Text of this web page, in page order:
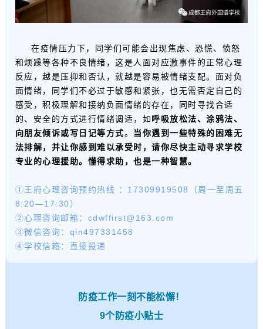
在疫情压力下，同学们可能会出现焦虑、恐慌、愤怒
和烦躁等各种不良情绪，这是人面对应激事件的正常心理
反应，越是压抑和否认，就越是容易被情绪支配。面对负
面情绪，同学们不必过于敏感和紧张，也无需否定自己的
感受，积极理解和接纳负面情绪的存在，同时寻找合适
的、安全的方式进行情绪调适，如呼吸放松法、涂鸦法、
向朋友倾诉或写日记等方式。 当你遇到一些特殊的困难无
法排解，并让你感到难以承受时，请你尽快主动寻求学校
专业的心理援助。懂得求助，也是一种智慧。
①王府心理咨询预约热线 ：17309919508（周一至周五
8:20—17:30）
②心理咨询邮箱：cdwffirst@163.com
③微信咨询：qin497331458
④学校信箱：直接投递
防疫工作一刻不能松懈！
9个防疫小贴士